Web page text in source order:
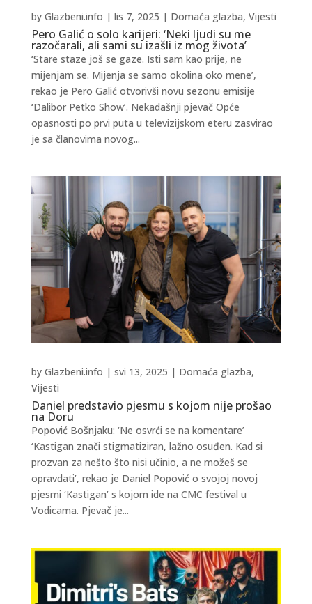
Pero Galić o solo karijeri: ‘Neki ljudi su me
razočarali, ali sami su izašli iz mog života’
by Glazbeni.info | lis 7, 2025 | Domaća glazba, Vijesti
‘Stare staze još se gaze. Isti sam kao prije, ne
mijenjam se. Mijenja se samo okolina oko mene’,
rekao je Pero Galić otvorivši novu sezonu emisije
‘Dalibor Petko Show’. Nekadašnji pjevač Opće
opasnosti po prvi puta u televizijskom eteru zasvirao
je sa članovima novog...
Daniel predstavio pjesmu s kojom nije prošao
na Doru
by Glazbeni.info | svi 13, 2025 | Domaća glazba,
Vijesti
Popović Bošnjaku: ‘Ne osvrći se na komentare’
‘Kastigan znači stigmatiziran, lažno osuđen. Kad si
prozvan za nešto što nisi učinio, a ne možeš se
opravdati’, rekao je Daniel Popović o svojoj novoj
pjesmi ‘Kastigan’ s kojom ide na CMC festival u
Vodicama. Pjevač je...